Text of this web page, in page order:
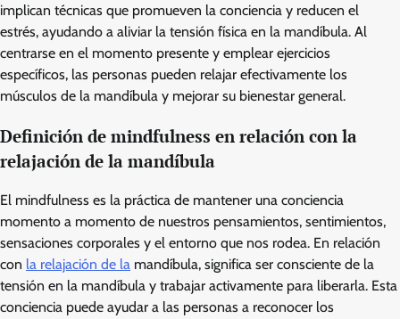
implican técnicas que promueven la conciencia y reducen el
estrés, ayudando a aliviar la tensión física en la mandíbula. Al
centrarse en el momento presente y emplear ejercicios
específicos, las personas pueden relajar efectivamente los
músculos de la mandíbula y mejorar su bienestar general.
Definición de mindfulness en relación con la
relajación de la mandíbula
El mindfulness es la práctica de mantener una conciencia
momento a momento de nuestros pensamientos, sentimientos,
sensaciones corporales y el entorno que nos rodea. En relación
con la relajación de la mandíbula, significa ser consciente de la
tensión en la mandíbula y trabajar activamente para liberarla. Esta
conciencia puede ayudar a las personas a reconocer los